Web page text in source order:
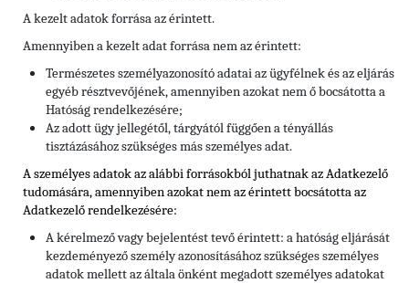
A kezelt adatok forrása az érintett.
Amennyiben a kezelt adat forrása nem az érintett:
Természetes személyazonosító adatai az ügyfélnek és az eljárás
egyéb résztvevőjének, amennyiben azokat nem ő bocsátotta a
Hatóság rendelkezésére;
Az adott ügy jellegétől, tárgyától függően a tényállás
tisztázásához szükséges más személyes adat.
A személyes adatok az alábbi forrásokból juthatnak az Adatkezelő
tudomására, amennyiben azokat nem az érintett bocsátotta az
Adatkezelő rendelkezésére:
A kérelmező vagy bejelentést tevő érintett: a hatóság eljárását
kezdeményező személy azonosításához szükséges személyes
adatok mellett az általa önként megadott személyes adatokat